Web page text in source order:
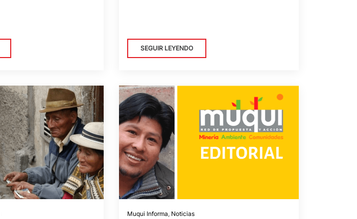
SEGUIR LEYENDO
Muqui Informa, Noticias